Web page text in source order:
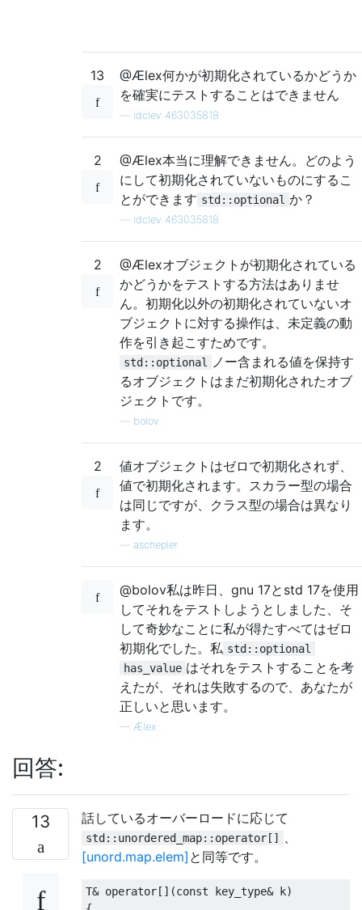
13
@Ælex何かが初期化されているかどうか
を確実にテストすることはできません
idclev 463035818
2
@Ælex本当に理解できません。どのよう
にして初期化されていないものにするこ
とができます std::optional か？
idclev 463035818
2
@Ælexオブジェクトが初期化されている
かどうかをテストする方法はありませ
ん。初期化以外の初期化されていないオ
ブジェクトに対する操作は、未定義の動
作を引き起こすためです。
std::optional
ノー含まれる値を保持す
るオブジェクトはまだ初期化されたオブ
ジェクトです。
bolov
2
値オブジェクトはゼロで初期化されず、
値で初期化されます。スカラー型の場合
は同じですが、クラス型の場合は異なり
ます。
aschepler
@bolov私は昨日、gnu 17とstd 17を使用
してそれをテストしようとしました、そ
して奇妙なことに私が得たすべてはゼロ
初期化でした。私 std::optional
has_value はそれをテストすることを考
えたが、それは失敗するので、あなたが
正しいと思います。
— Ælex
回答:
13 話しているオーバーロードに応じて
std::unordered_map::operator[]
[unord.map.elem] と同等です。
T& operator[](const key_type& k)